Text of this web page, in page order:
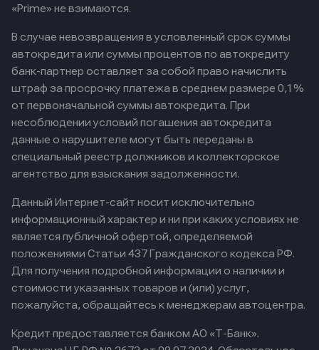
«Prime» не взимаются.
В случае невозвращения в условленный срок суммы
автокредита или суммы процентов по автокредиту
банк-партнер оставляет за собой право начислить
штраф за просрочку платежа в среднем размере 0,1%
от первоначальной суммы автокредита. При
несоблюдении условий погашения автокредита
данные о нарушителе могут быть переданы в
специальный реестр должников и коллекторское
агентство для взыскания задолженности.
Данный Интернет-сайт носит исключительно
информационный характер и ни при каких условиях не
является публичной офертой, определяемой
положениями Статьи 437 Гражданского кодекса РФ.
Для получения подробной информации о наличии и
стоимости указанных товаров и (или) услуг,
пожалуйста, обращайтесь к менеджерам автоцентра.
Кредит предоставляется банком АО «Т-Банк».